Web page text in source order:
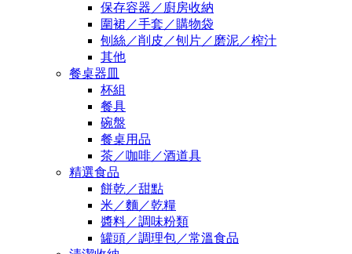
保存容器／廚房收納
圍裙／手套／購物袋
刨絲／削皮／刨片／磨泥／榨汁
其他
餐桌器皿
杯組
餐具
碗盤
餐桌用品
茶／咖啡／酒道具
精選食品
餅乾／甜點
米／麵／乾糧
醬料／調味粉類
罐頭／調理包／常溫食品